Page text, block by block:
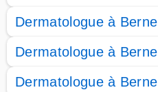
Dermatologue à Berne
Dermatologue à Berne
Dermatologue à Berne